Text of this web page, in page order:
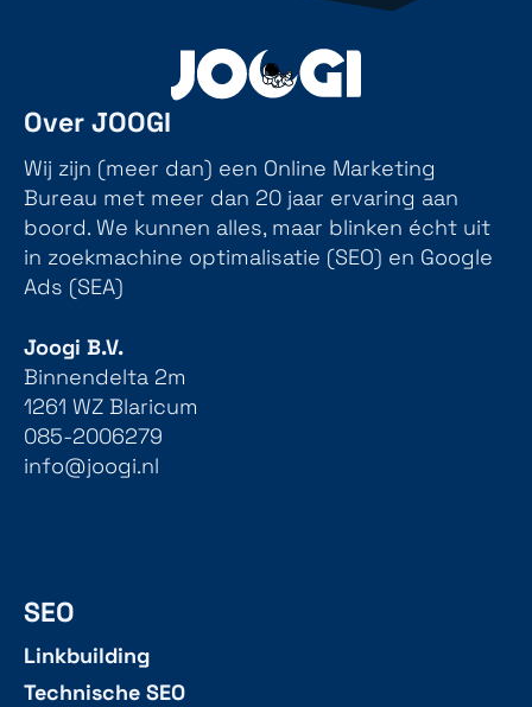
Over JOOGI
Wij zijn (meer dan) een Online Marketing
Bureau met meer dan 20 jaar ervaring aan
boord. We kunnen alles, maar blinken écht uit
in zoekmachine optimalisatie (SEO) en Google
Ads (SEA)
Joogi B.V.
Binnendelta 2m
1261 WZ Blaricum
085-2006279
info@joogi.nl
SEO
Linkbuilding
Technische SEO